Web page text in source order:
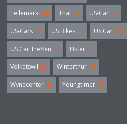
Teilemarkt (4) Thal (3) US-Car (6)
US-Cars (7) US Bikes (5) US Car (57)
US Car Treffen (6) Uster (4)
Volketswil (3) Winterthur (3)
Wynecenter (3) Youngtimer (5)